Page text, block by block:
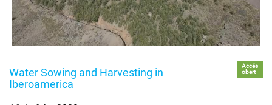
Water Sowing and Harvesting in
Iberoamerica
Accés
obert